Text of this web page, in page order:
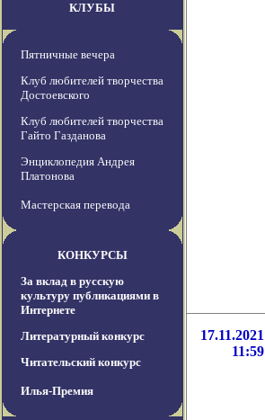
КЛУБЫ
Пятничные вечера
Клуб любителей творчества
Достоевского
Клуб любителей творчества
Гайто Газданова
Энциклопедия Андрея
Платонова
Мастерская перевода
КОНКУРСЫ
За вклад в русскую
культуру публикациями в
Интернете
Литературный конкурс
Читательский конкурс
Илья-Премия
17.11.2021
11:59